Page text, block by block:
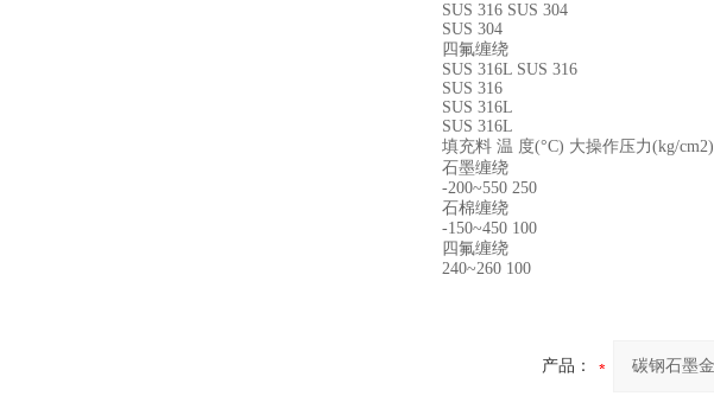
SUS 316 SUS 304
SUS 304
四氟缠绕
SUS 316L SUS 316
SUS 316
SUS 316L
SUS 316L
填充料 温 度(°C) 大操作压力(kg/cm2)
石墨缠绕
-200~550 250
石棉缠绕
-150~450 100
四氟缠绕
240~260 100
产品：